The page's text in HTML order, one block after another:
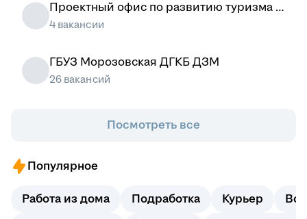
Проектный офис по развитию туризма и
гостеприимства Москвы
4 вакансии
ГБУЗ Морозовская ДГКБ ДЗМ
26 вакансий
Посмотреть все
Популярное
Работа из дома Подработка Курьер